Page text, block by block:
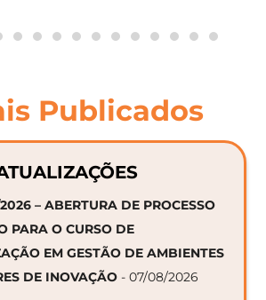
Publicados
– ABERTURA DE PROCESSO
PARA O CURSO DE
EM GESTÃO DE AMBIENTES
DE INOVAÇÃO - 07/08/2026